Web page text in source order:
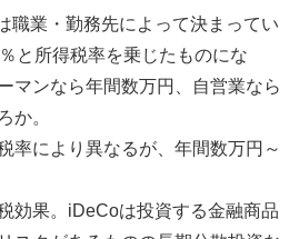
業・勤務先によって決まってい
と所得税率を乗じたものにな
マンなら年間数万円、自営業なら
か。
率により異なるが、年間数万円～
効果。iDeCoは投資する金融商品